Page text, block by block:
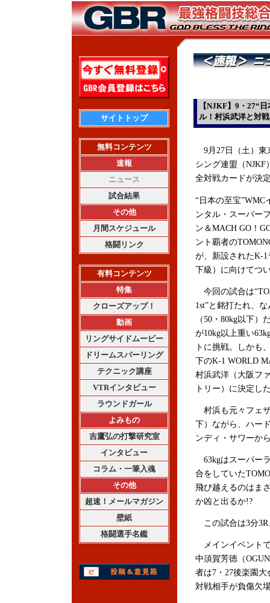
サイトトップ
無料コンテンツ
速報
ニュース
試合結果
その他
月間スケジュール
格闘リンク
有料コンテンツ
特集
クローズアップ！
動画
リングサイドムービー
ドリームスパーリング
テクニック講座
VTRインタビュー
ラウンドガール
よみもの
吉鷹弘の打撃研究室
インタビュー
コラム・一筆入魂
その他
超速！メールマガジン
壁紙
格闘選手名鑑
【NJKF】9・27“
ル！村浜武洋と対戦
9月27日（土）東
シング連盟（
全対戦カードが決
“日本の至宝”WMC
ンタル・スーパー
ン＆MACH GO！
ント覇者の
が、新設されたK-1
下級）に向けてつ
今回の試合は
1st”と銘打たれ、
（50・80kg以下）
が10kg以上重い
トに挑戦。しかも
下のK-1 WORLD
村浜武洋（大阪フ
トリー）に決定し
村浜も元々フェ
下）ながら、ハー
ンディ・サワーか
63kgはスーパー
合をしていた
飛び越えるのはま
か凶と出るか!?
この試合は3分3R
メインイベント
中須賀芳徳（
者は7・27後楽園
対戦相手が負傷欠